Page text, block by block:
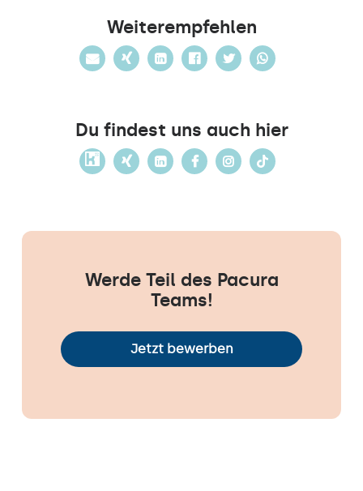
Weiterempfehlen
Du findest uns auch hier
Werde Teil des Pacura
Teams!
Jetzt bewerben